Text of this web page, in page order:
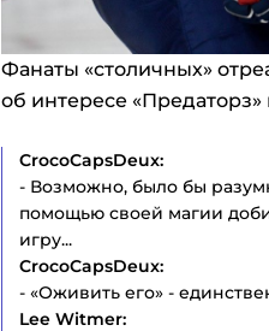
Фанаты «столичных»
об интересе «Предаторз»
CrocoCapsDeux:
- Возможно, было бы
помощью своей магии
игру...
CrocoCapsDeux:
- «Оживить его» -
Lee Witmer: